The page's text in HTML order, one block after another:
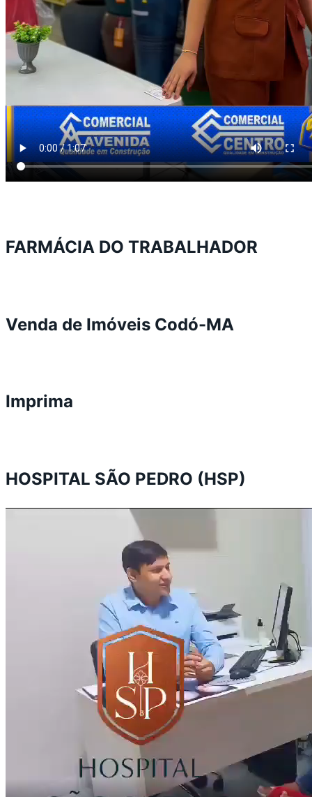
FARMÁCIA DO TRABALHADOR
Venda de Imóveis Codó-MA
Imprima
HOSPITAL SÃO PEDRO (HSP)